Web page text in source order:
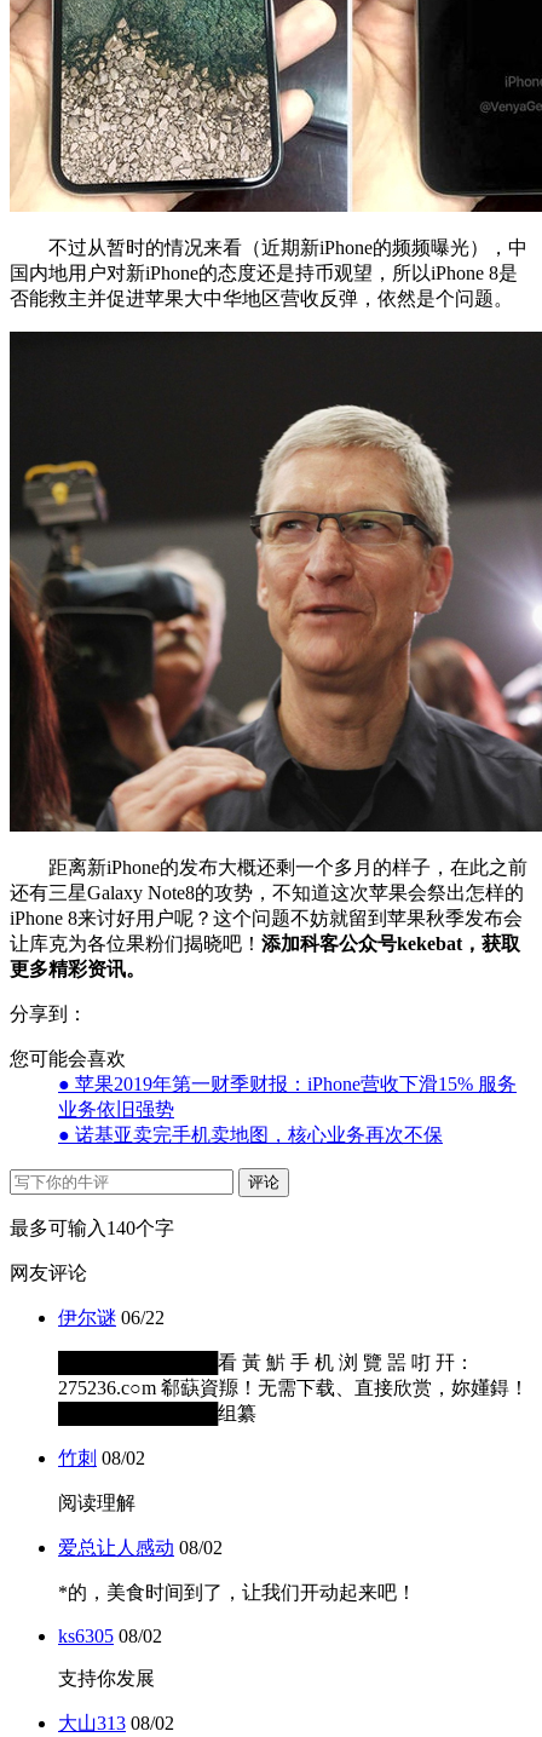
不过从暂时的情况来看（近期新iPhone的频频曝光），中
国内地用户对新iPhone的态度还是持币观望，所以iPhone 8是
否能救主并促进苹果大中华地区营收反弹，依然是个问题。
距离新iPhone的发布大概还剩一个多月的样子，在此之前
还有三星Galaxy Note8的攻势，不知道这次苹果会祭出怎样的
iPhone 8来讨好用户呢？这个问题不妨就留到苹果秋季发布会
让库克为各位果粉们揭晓吧！ 添加科客公众号kekebat，获取
更多精彩资讯。
分享到：
您可能会喜欢
● 苹果2019年第一财季财报：iPhone营收下滑15% 服务
业务依旧强势
● 诺基亚卖完手机卖地图，核心业务再次不保
评论
最多可输入140个字
网友评论
伊尔谜 06/22
████████████看 黃 魸 手 机 浏 覽 噐 咑 幵：
275236.c○m 郗蒛資羱！无需下载、直接欣赏，妳嬞鍀！
████████████组纂
竹刺 08/02
阅读理解
爱总让人感动 08/02
*的，美食时间到了，让我们开动起来吧！
ks6305 08/02
支持你发展
大山313 08/02